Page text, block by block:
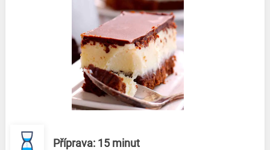
Příprava: 15 minut